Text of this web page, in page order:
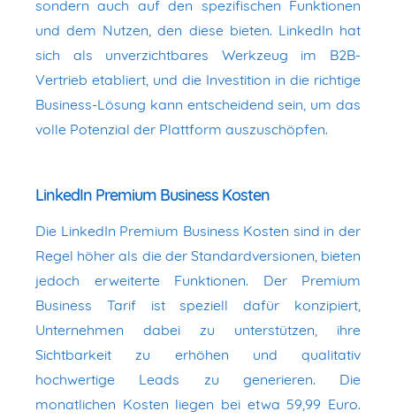
sondern auch auf den spezifischen Funktionen
und dem Nutzen, den diese bieten. LinkedIn hat
sich als unverzichtbares Werkzeug im B2B-
Vertrieb etabliert, und die Investition in die richtige
Business-Lösung kann entscheidend sein, um das
volle Potenzial der Plattform auszuschöpfen.
LinkedIn Premium Business Kosten
Die LinkedIn Premium Business Kosten sind in der
Regel höher als die der Standardversionen, bieten
jedoch erweiterte Funktionen. Der Premium
Business Tarif ist speziell dafür konzipiert,
Unternehmen dabei zu unterstützen, ihre
Sichtbarkeit zu erhöhen und qualitativ
hochwertige Leads zu generieren. Die
monatlichen Kosten liegen bei etwa 59,99 Euro.